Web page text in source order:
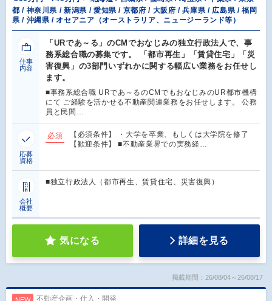
都 / 神奈川県 / 新潟県 / 愛知県 / 京都府 / 大阪府 / 兵庫県 / 広島県 / 福岡
県 / 沖縄県 / オセアニア（オーストラリア、ニュージーランド等）
仕事
内容
「URであ～る」のCMでおなじみの独立行政法人で、事
務系総合職の募集です。 「都市再生」「賃貸住宅」「災
害復興」の3部門いずれかに関する幅広い業務をお任せし
ます。
■事務系総合職 URであ～るのCMでもおなじみのUR都市機構
にて ご経験を活かせる不動産関連業務をお任せします。 公務
員と民間…
応募
資格
必須
【必須条件】 ・大学を卒業、もしくは大学院を修了
【歓迎条件】 ■不動産業界での実務経…
会社
概要
■独立行政法人（都市再生、賃貸住宅、災害復興）
気になる 詳細を見る
掲載期間：26/08/04～26/08/17
不動産企画・仕入・開発